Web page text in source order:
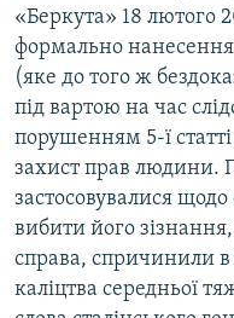
«Беркута» 18 лютого
формально
(яке до того ж
під вартою на час
порушенням 5-ї
захист прав людини.
застосовувалися
вибити його
справа, спричинили
каліцтва середньої